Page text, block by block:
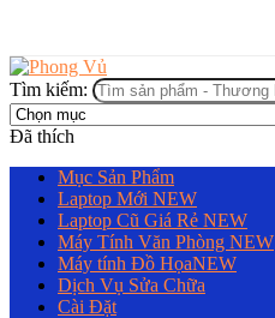
Tìm kiếm:
Đã thích
Mục Sản Phẩm
Laptop Mới NEW
Laptop Cũ Giá Rẻ NEW
Máy Tính Văn Phòng NEW
Máy tính Đồ HọaNEW
Dịch Vụ Sửa Chữa
Cài Đặt